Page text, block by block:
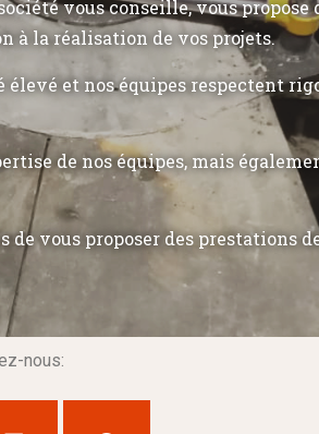
vous conseille, vous propose
à la réalisation de vos projets.
et nos équipes respectent
de nos équipes, mais
vous proposer des prestations
nous: